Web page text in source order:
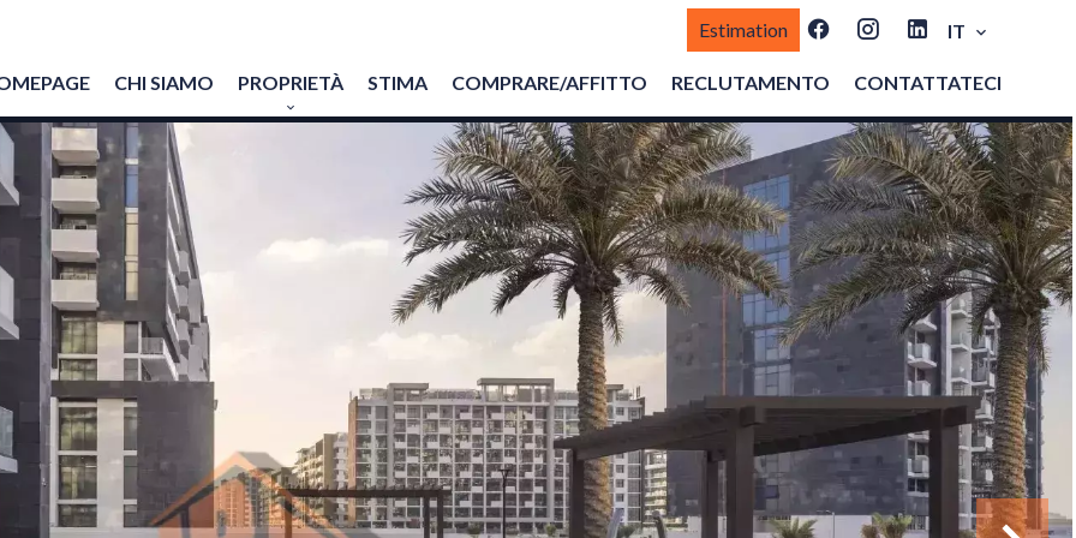
Estimation IT
CHI SIAMO PROPRIETÀ STIMA COMPRARE/AFFITTO RECLUTAMENTO CONTATTATECI